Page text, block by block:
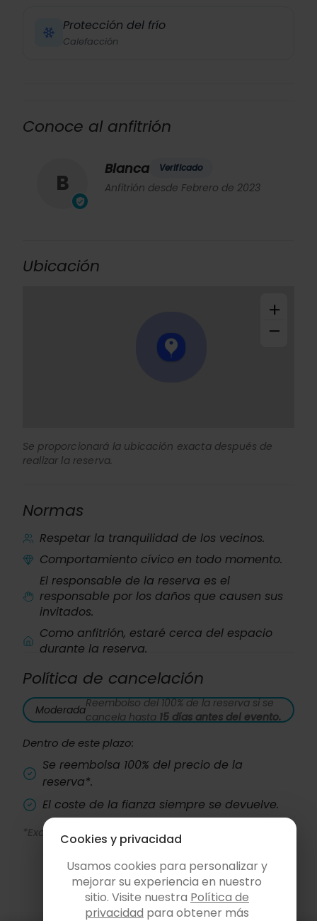
Protección del frío
Calefacción
Conoce al anfitrión
B
Blanca Verificado
Anfitrión desde Febrero de 2023
Ubicación
+
−
Se proporcionará la ubicación exacta después de
realizar la reserva.
Normas
Respetar la tranquilidad de los vecinos.
Comportamiento cívico en todo momento.
El responsable de la reserva es el
responsable por los daños que causen sus
invitados.
Como anfitrión, estaré cerca del espacio
durante la reserva.
Política de cancelación
ModeradaReembolso del 100% de la reserva si se
cancela hasta 15 días antes del evento.
Dentro de este plazo:
Se reembolsa 100% del precio de la
reserva*.
El coste de la fianza siempre se devuelve.
*Excepto la comisión de HolaPlace: 19% + IVA.
Cookies y privacidad
Usamos cookies para personalizar y
mejorar su experiencia en nuestro
sitio. Visite nuestra Política de
privacidad para obtener más